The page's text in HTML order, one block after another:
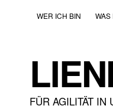
WER ICH BIN WAS
FÜR AGILITÄT IN